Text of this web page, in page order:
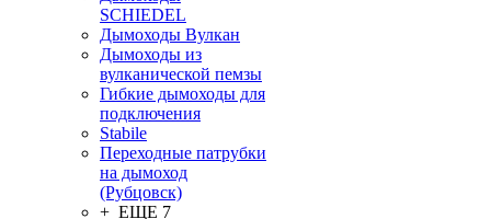
SCHIEDEL
Дымоходы Вулкан
Дымоходы из
вулканической пемзы
Гибкие дымоходы для
подключения
Stabile
Переходные патрубки
на дымоход
(Рубцовск)
+ ЕЩЕ 7